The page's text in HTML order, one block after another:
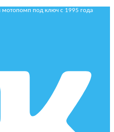
под ключ с 1995 года